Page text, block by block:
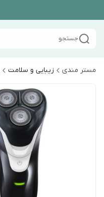
جستجو
مستر مندی زیبایی و سلامت